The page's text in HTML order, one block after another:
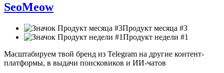
SeoMeow
Продукт месяца #3
Продукт недели #1
Масштабируем твой бренд из Telegram на другие контент-
платформы, в выдачи поисковиков и ИИ-чатов